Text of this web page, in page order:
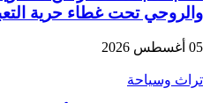
والروحي تحت غطاء حرية
05 أغسطس 2026
تراث وسياحة